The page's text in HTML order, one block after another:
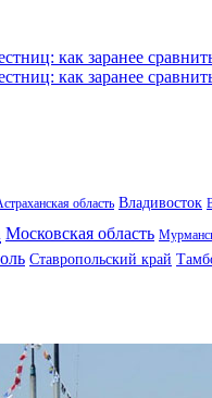
как заранее
как заранее
область Владивосток
Московская область
Ставропольский край